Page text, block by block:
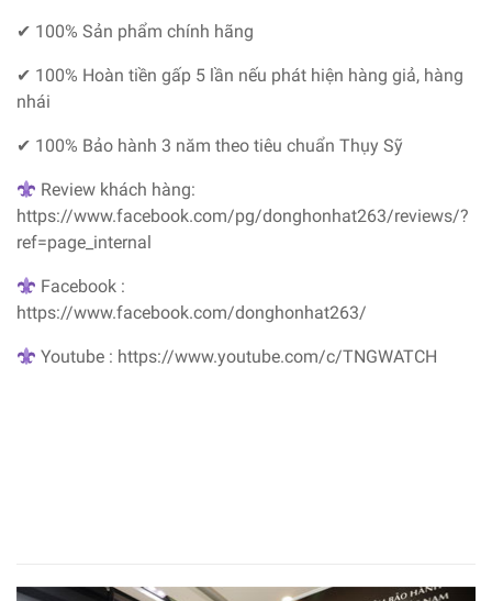
✔ 100% Sản phẩm chính hãng
✔ 100% Hoàn tiền gấp 5 lần nếu phát hiện hàng giả, hàng
nhái
✔ 100% Bảo hành 3 năm theo tiêu chuẩn Thụy Sỹ
Review khách hàng:
https://www.facebook.com/pg/donghonhat263/reviews/?
ref=page_internal
Facebook :
https://www.facebook.com/donghonhat263/
Youtube : https://www.youtube.com/c/TNGWATCH